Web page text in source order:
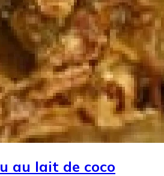
au lait de coco